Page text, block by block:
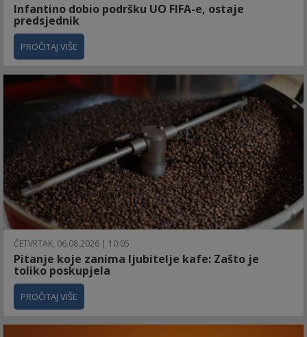
Infantino dobio podršku UO FIFA-e, ostaje
predsjednik
PROČITAJ VIŠE
ČETVRTAK, 06.08.2026 | 10:05
Pitanje koje zanima ljubitelje kafe: Zašto je
toliko poskupjela
PROČITAJ VIŠE